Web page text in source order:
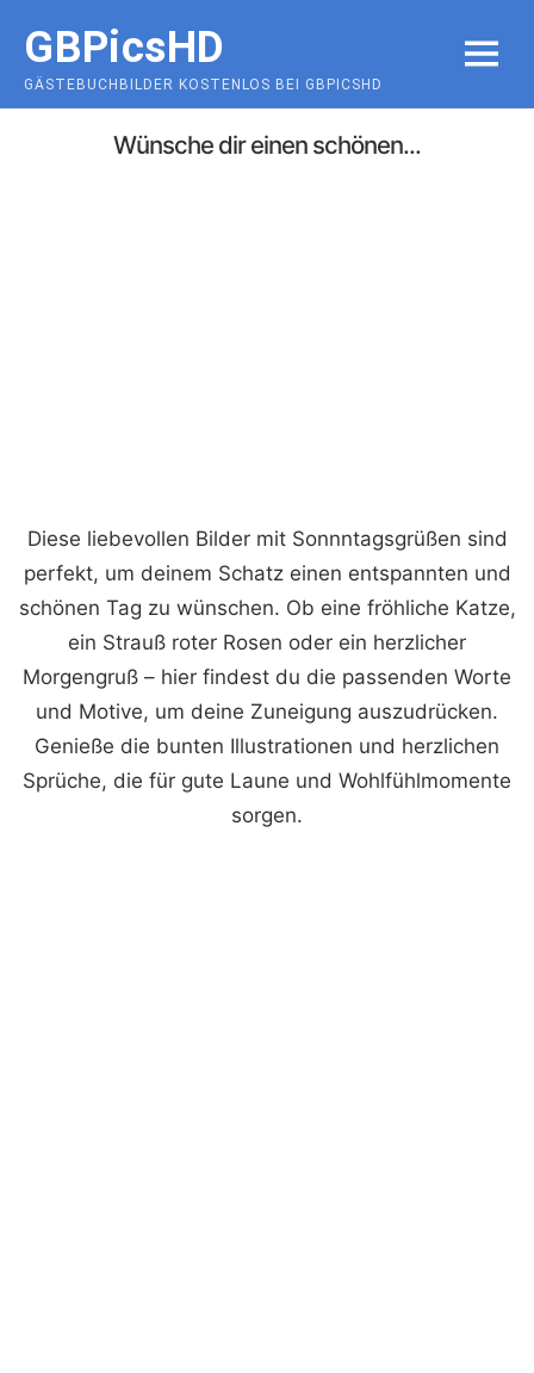
content
GBPicsHD
GÄSTEBUCHBILDER KOSTENLOS BEI GBPICSHD
MENU
Wünsche dir einen schönen...
Diese liebevollen Bilder mit Sonnntagsgrüßen sind
perfekt, um deinem Schatz einen entspannten und
schönen Tag zu wünschen. Ob eine fröhliche Katze,
ein Strauß roter Rosen oder ein herzlicher
Morgengruß – hier findest du die passenden Worte
und Motive, um deine Zuneigung auszudrücken.
Genieße die bunten Illustrationen und herzlichen
Sprüche, die für gute Laune und Wohlfühlmomente
sorgen.